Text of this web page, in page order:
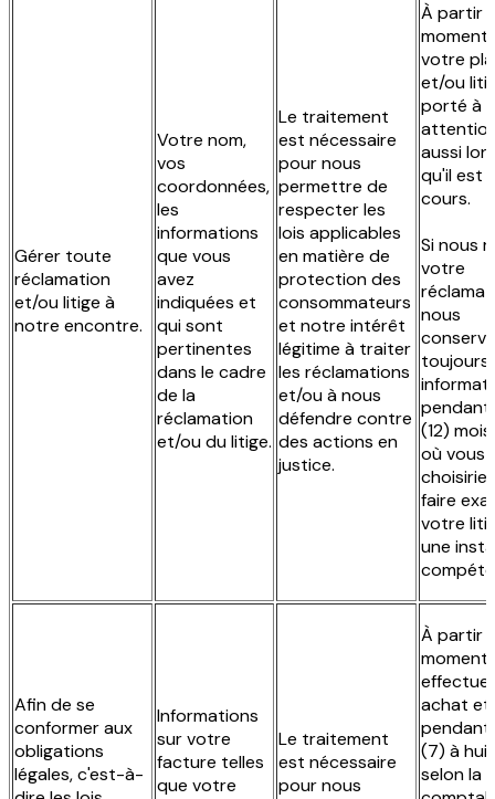
Gérer toute
réclamation
et/ou litige à
notre encontre.
Votre nom,
vos
coordonnées,
les
informations
que vous
avez
indiquées et
qui sont
pertinentes
dans le cadre
de la
réclamation
et/ou du litige.
Le traitement
est nécessaire
pour nous
permettre de
respecter les
lois applicables
en matière de
protection des
consommateurs
et notre intérêt
légitime à traiter
les réclamations
et/ou à nous
défendre contre
des actions en
justice.
À partir
moment
votre
et/ou
porté à
aussi
qu'il est
cours.
Si nous
votre
nous
toujours
pendant
(12)
où vous
faire
votre
une
Afin de se
conformer aux
obligations
légales, c'est-à-
Informations
sur votre
facture telles
que votre
Le traitement
est nécessaire
pour nous
À partir
moment
achat et
(7) à
selon la